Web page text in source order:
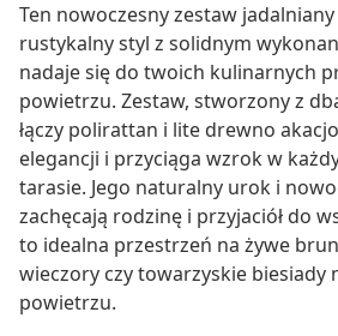
Ten nowoczesny zestaw
rustykalny styl z solidnym
nadaje się do twoich kulinarnych
powietrzu. Zestaw, stworzony z
łączy polirattan i lite drewno
elegancji i przyciąga wzrok w
tarasie. Jego naturalny urok i
zachęcają rodzinę i przyjaciół do
to idealna przestrzeń na żywe
wieczory czy towarzyskie biesiady
powietrzu.